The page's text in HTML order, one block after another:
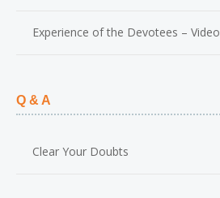
Experience of the Devotees – Video
Q & A
Clear Your Doubts